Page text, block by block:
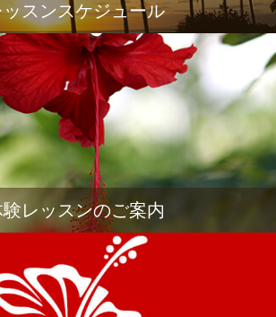
ッスンスケジュール
レッスンのご案内